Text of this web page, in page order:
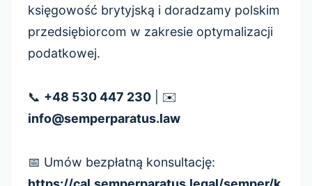
księgowość brytyjską i doradzamy polskim
przedsiębiorcom w zakresie optymalizacji
podatkowej.
📞 +48 530 447 230 | ✉️
info@semperparatus.law
📅 Umów bezpłatną konsultację: